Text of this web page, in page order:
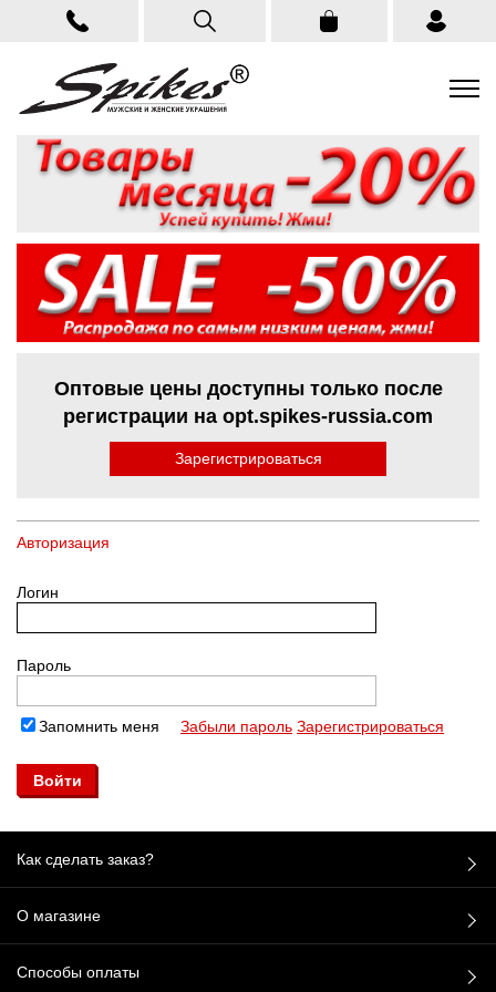
Оптовые цены доступны только после
регистрации на opt.spikes-russia.com
Зарегистрироваться
Авторизация
Логин
Пароль
Запомнить меня Забыли пароль Зарегистрироваться
Как сделать заказ?
О магазине
Способы оплаты